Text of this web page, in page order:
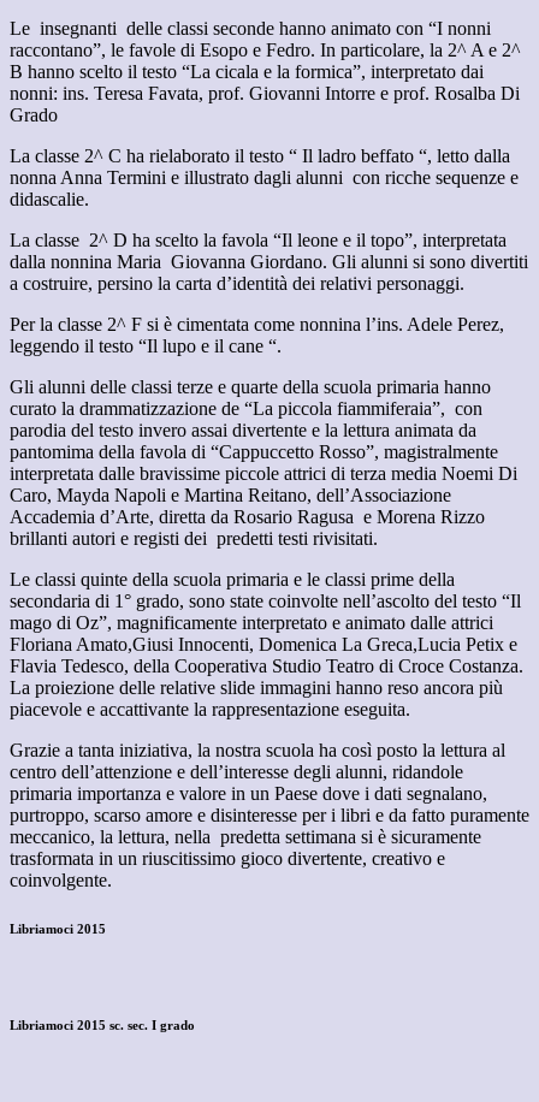
Le insegnanti delle classi seconde hanno animato con “I nonni
raccontano”, le favole di Esopo e Fedro. In particolare, la 2^ A e 2^
B hanno scelto il testo “La cicala e la formica”, interpretato dai
nonni: ins. Teresa Favata, prof. Giovanni Intorre e prof. Rosalba Di
Grado
La classe 2^ C ha rielaborato il testo “ Il ladro beffato “, letto dalla
nonna Anna Termini e illustrato dagli alunni con ricche sequenze e
didascalie.
La classe 2^ D ha scelto la favola “Il leone e il topo”, interpretata
dalla nonnina Maria Giovanna Giordano. Gli alunni si sono divertiti
a costruire, persino la carta d’identità dei relativi personaggi.
Per la classe 2^ F si è cimentata come nonnina l’ins. Adele Perez,
leggendo il testo “Il lupo e il cane “.
Gli alunni delle classi terze e quarte della scuola primaria hanno
curato la drammatizzazione de “La piccola fiammiferaia”, con
parodia del testo invero assai divertente e la lettura animata da
pantomima della favola di “Cappuccetto Rosso”, magistralmente
interpretata dalle bravissime piccole attrici di terza media Noemi Di
Caro, Mayda Napoli e Martina Reitano, dell’Associazione
Accademia d’Arte, diretta da Rosario Ragusa e Morena Rizzo
brillanti autori e registi dei predetti testi rivisitati.
Le classi quinte della scuola primaria e le classi prime della
secondaria di 1° grado, sono state coinvolte nell’ascolto del testo “Il
mago di Oz”, magnificamente interpretato e animato dalle attrici
Floriana Amato,Giusi Innocenti, Domenica La Greca,Lucia Petix e
Flavia Tedesco, della Cooperativa Studio Teatro di Croce Costanza.
La proiezione delle relative slide immagini hanno reso ancora più
piacevole e accattivante la rappresentazione eseguita.
Grazie a tanta iniziativa, la nostra scuola ha così posto la lettura al
centro dell’attenzione e dell’interesse degli alunni, ridandole
primaria importanza e valore in un Paese dove i dati segnalano,
purtroppo, scarso amore e disinteresse per i libri e da fatto puramente
meccanico, la lettura, nella predetta settimana si è sicuramente
trasformata in un riuscitissimo gioco divertente, creativo e
coinvolgente.
Libriamoci 2015
Libriamoci 2015 sc. sec. I grado